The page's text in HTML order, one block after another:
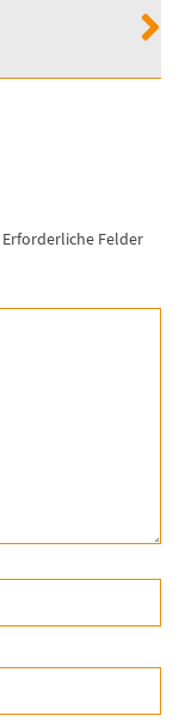
Erforderliche Felder